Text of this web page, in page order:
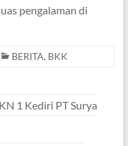
pengalaman di
BERITA, BKK
1 Kediri PT Surya